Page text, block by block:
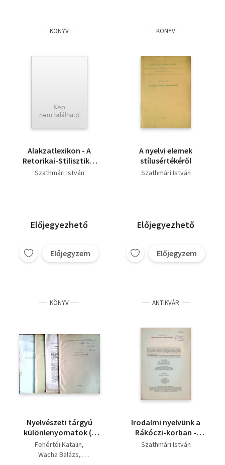
KÖNYV
Alakzatlexikon - A
Retorikai-Stilisztikai
Alakzatok Kutatása
Szathmári István
Előjegyezhető
Előjegyzem
KÖNYV
A nyelvi elemek
stílusértékéről
Szathmári István
Előjegyezhető
Előjegyzem
KÖNYV
Nyelvészeti tárgyú
különlenyomatok (4
db)
Fehértói Katalin
Wacha Balázs
ANTIKVÁR
Irodalmi nyelvünk a
Rákóczi-korban -
Dedikált
Szathmári István